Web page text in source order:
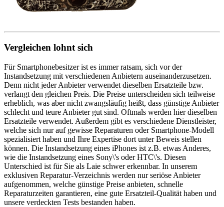
Vergleichen lohnt sich
Für Smartphonebesitzer ist es immer ratsam, sich vor der
Instandsetzung mit verschiedenen Anbietern auseinanderzusetzen.
Denn nicht jeder Anbieter verwendet dieselben Ersatzteile bzw.
verlangt den gleichen Preis. Die Preise unterscheiden sich teilweise
erheblich, was aber nicht zwangsläufig heißt, dass günstige Anbieter
schlecht und teure Anbieter gut sind. Oftmals werden hier dieselben
Ersatzteile verwendet. Außerdem gibt es verschiedene Dienstleister,
welche sich nur auf gewisse Reparaturen oder Smartphone-Modell
spezialisiert haben und Ihre Expertise dort unter Beweis stellen
können. Die Instandsetzung eines iPhones ist z.B. etwas Anderes,
wie die Instandsetzung eines Sony\'s oder HTC\'s. Diesen
Unterschied ist für Sie als Laie schwer erkennbar. In unserem
exklusiven Reparatur-Verzeichnis werden nur seriöse Anbieter
aufgenommen, welche günstige Preise anbieten, schnelle
Reparaturzeiten garantieren, eine gute Ersatzteil-Qualität haben und
unsere verdeckten Tests bestanden haben.